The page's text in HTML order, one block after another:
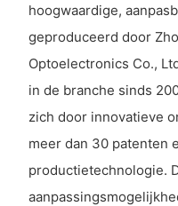
hoogwaardige,
geproduceerd door
Optoelectronics Co.,
in de branche sinds
zich door innovatieve
meer dan 30 patenten
productietechnologie.